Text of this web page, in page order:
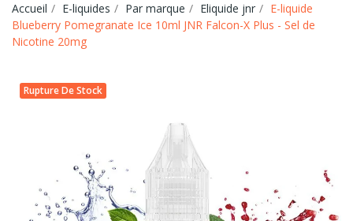
Accueil E-liquides Par marque Eliquide jnr
E-liquide
Blueberry Pomegranate Ice 10ml JNR Falcon-X Plus - Sel de
Nicotine 20mg
Rupture De Stock